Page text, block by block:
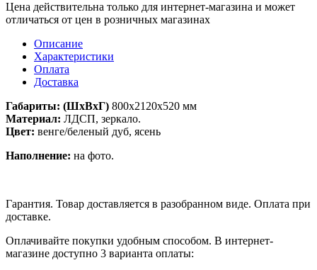
Цена действительна только для интернет-магазина и может
отличаться от цен в розничных магазинах
Описание
Характеристики
Оплата
Доставка
Габариты: (ШхВхГ) 800х2120х520 мм
Материал: ЛДСП, зеркало.
Цвет: венге/беленый дуб, ясень
Наполнение: на фото.
Гарантия. Товар доставляется в разобранном виде. Оплата при
доставке.
Оплачивайте покупки удобным способом. В интернет-
магазине доступно 3 варианта оплаты: